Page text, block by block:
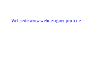
Webseite www.webdesigner-profi.de